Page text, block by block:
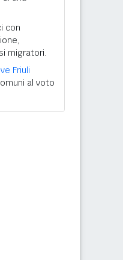
con
migratori.
Friuli
al voto